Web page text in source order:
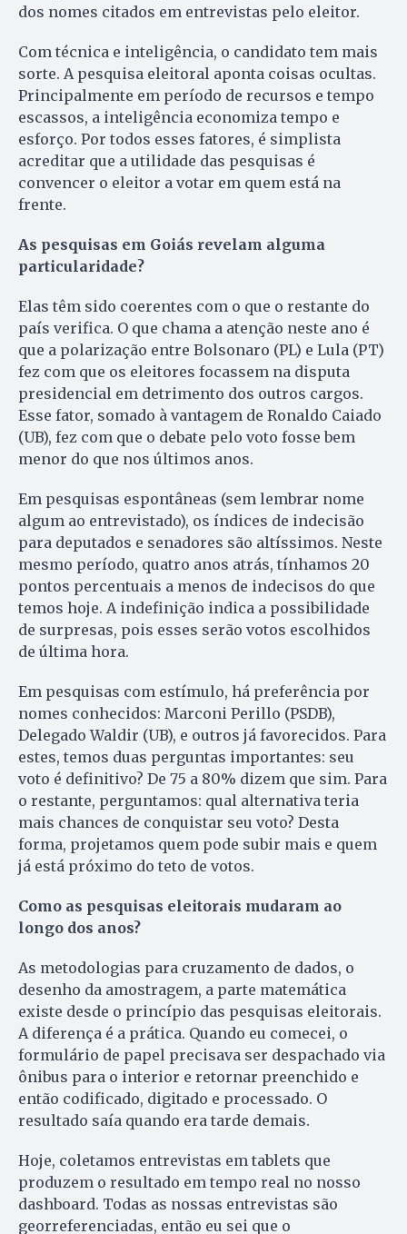
dos nomes citados em entrevistas pelo eleitor.
Com técnica e inteligência, o candidato tem mais
sorte. A pesquisa eleitoral aponta coisas ocultas.
Principalmente em período de recursos e tempo
escassos, a inteligência economiza tempo e
esforço. Por todos esses fatores, é simplista
acreditar que a utilidade das pesquisas é
convencer o eleitor a votar em quem está na
frente.
As pesquisas em Goiás revelam alguma
particularidade?
Elas têm sido coerentes com o que o restante do
país verifica. O que chama a atenção neste ano é
que a polarização entre Bolsonaro (PL) e Lula (PT)
fez com que os eleitores focassem na disputa
presidencial em detrimento dos outros cargos.
Esse fator, somado à vantagem de Ronaldo Caiado
(UB), fez com que o debate pelo voto fosse bem
menor do que nos últimos anos.
Em pesquisas espontâneas (sem lembrar nome
algum ao entrevistado), os índices de indecisão
para deputados e senadores são altíssimos. Neste
mesmo período, quatro anos atrás, tínhamos 20
pontos percentuais a menos de indecisos do que
temos hoje. A indefinição indica a possibilidade
de surpresas, pois esses serão votos escolhidos
de última hora.
Em pesquisas com estímulo, há preferência por
nomes conhecidos: Marconi Perillo (PSDB),
Delegado Waldir (UB), e outros já favorecidos. Para
estes, temos duas perguntas importantes: seu
voto é definitivo? De 75 a 80% dizem que sim. Para
o restante, perguntamos: qual alternativa teria
mais chances de conquistar seu voto? Desta
forma, projetamos quem pode subir mais e quem
já está próximo do teto de votos.
Como as pesquisas eleitorais mudaram ao
longo dos anos?
As metodologias para cruzamento de dados, o
desenho da amostragem, a parte matemática
existe desde o princípio das pesquisas eleitorais.
A diferença é a prática. Quando eu comecei, o
formulário de papel precisava ser despachado via
ônibus para o interior e retornar preenchido e
então codificado, digitado e processado. O
resultado saía quando era tarde demais.
Hoje, coletamos entrevistas em tablets que
produzem o resultado em tempo real no nosso
dashboard. Todas as nossas entrevistas são
georreferenciadas, então eu sei que o